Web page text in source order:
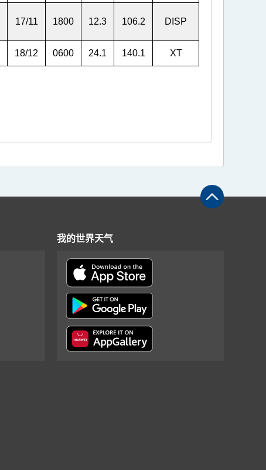
17/11 1800 12.3 106.2 DISP
18/12 0600 24.1 140.1 XT
我的世界天气